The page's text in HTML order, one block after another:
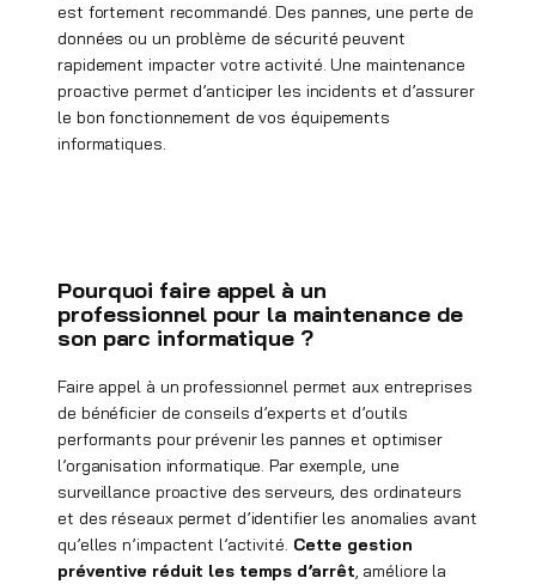
est fortement recommandé. Des pannes, une perte de
données ou un problème de sécurité peuvent
rapidement impacter votre activité. Une maintenance
proactive permet d’anticiper les incidents et d’assurer
le bon fonctionnement de vos équipements
informatiques.
Pourquoi faire appel à un
professionnel pour la maintenance de
son parc informatique ?
Faire appel à un professionnel permet aux entreprises
de bénéficier de conseils d’experts et d’outils
performants pour prévenir les pannes et optimiser
l’organisation informatique. Par exemple, une
surveillance proactive des serveurs, des ordinateurs
et des réseaux permet d’identifier les anomalies avant
qu’elles n’impactent l’activité. Cette gestion
préventive réduit les temps d’arrêt , améliore la